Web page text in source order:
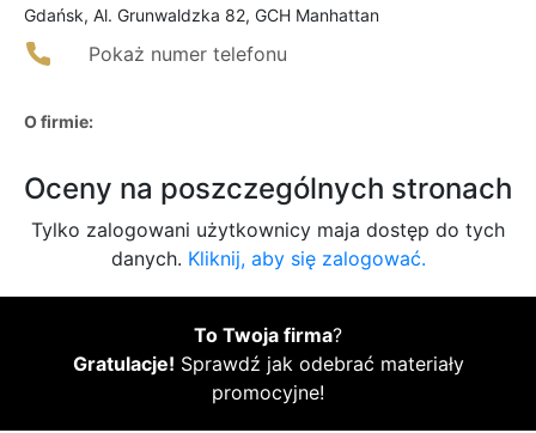
Gdańsk, Al. Grunwaldzka 82, GCH Manhattan
Pokaż numer telefonu
O firmie:
Oceny na poszczególnych stronach
Tylko zalogowani użytkownicy maja dostęp do tych
danych. Kliknij, aby się zalogować.
To Twoja firma?
Gratulacje! Sprawdź jak odebrać materiały
promocyjne!